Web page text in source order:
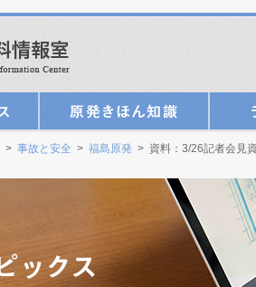
> 事故と安全 > 福島原発 > 資料：3/26記者会見